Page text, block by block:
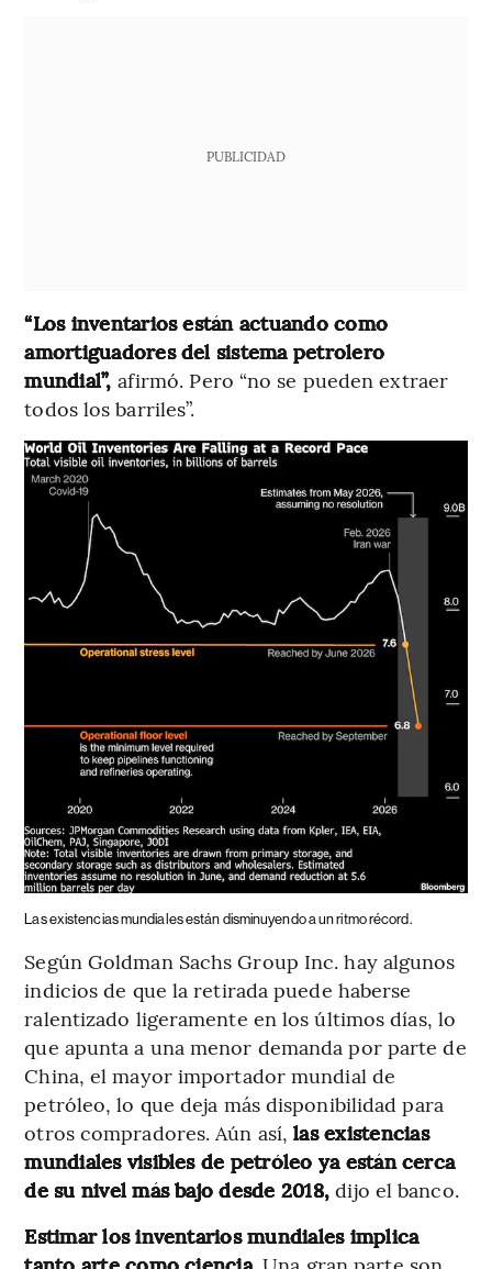
PUBLICIDAD
“Los inventarios están actuando como
amortiguadores del sistema petrolero
mundial”, afirmó. Pero “no se pueden extraer
todos los barriles”.
Las existencias mundiales están disminuyendo a un ritmo récord.
Según Goldman Sachs Group Inc. hay algunos
indicios de que la retirada puede haberse
ralentizado ligeramente en los últimos días, lo
que apunta a una menor demanda por parte de
China, el mayor importador mundial de
petróleo, lo que deja más disponibilidad para
otros compradores. Aún así,las existencias
mundiales visibles de petróleo ya están cerca
de su nivel más bajo desde 2018,dijo el banco.
Estimar los inventarios mundiales implica